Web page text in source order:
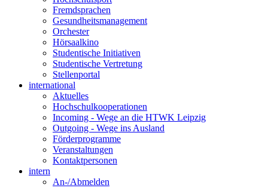
Fremdsprachen
Gesundheitsmanagement
Orchester
Hörsaalkino
Studentische Initiativen
Studentische Vertretung
Stellenportal
international
Aktuelles
Hochschulkooperationen
Incoming - Wege an die HTWK Leipzig
Outgoing - Wege ins Ausland
Förderprogramme
Veranstaltungen
Kontaktpersonen
intern
An-/Abmelden